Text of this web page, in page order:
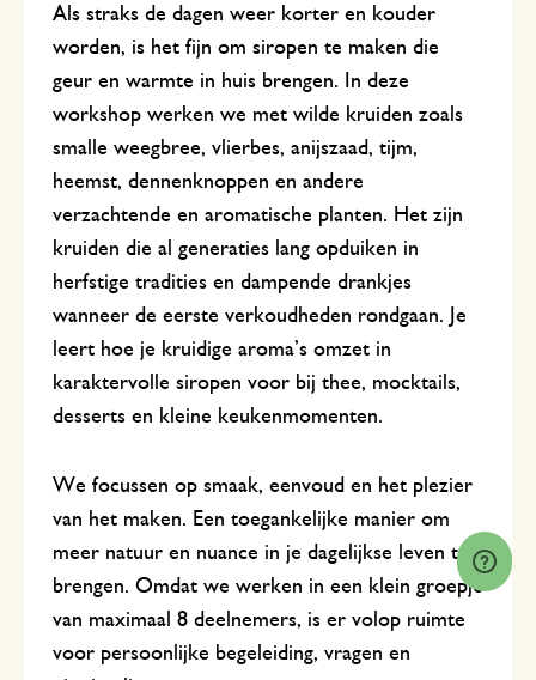
Als straks de dagen weer korter en kouder
worden, is het fijn om siropen te maken die
geur en warmte in huis brengen. In deze
workshop werken we met wilde kruiden zoals
smalle weegbree, vlierbes, anijszaad, tijm,
heemst, dennenknoppen en andere
verzachtende en aromatische planten. Het zijn
kruiden die al generaties lang opduiken in
herfstige tradities en dampende drankjes
wanneer de eerste verkoudheden rondgaan. Je
leert hoe je kruidige aroma’s omzet in
karaktervolle siropen voor bij thee, mocktails,
desserts en kleine keukenmomenten.
We focussen op smaak, eenvoud en het plezier
van het maken. Een toegankelijke manier om
meer natuur en nuance in je dagelijkse leven te
brengen. Omdat we werken in een klein groepje
van maximaal 8 deelnemers, is er volop ruimte
voor persoonlijke begeleiding, vragen en